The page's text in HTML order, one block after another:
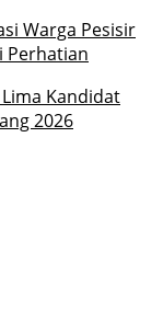
Warga Pesisir
Perhatian
Kandidat
2026